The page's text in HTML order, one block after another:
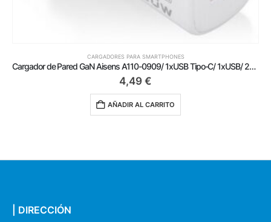
CARGADORES PARA SMARTPHONES
Cargador de Pared GaN Aisens A110-0909/ 1xUSB Tipo-C/ 1xUSB/ 20W/ Blanco
4,49 €
AÑADIR AL CARRITO
| DIRECCIÓN